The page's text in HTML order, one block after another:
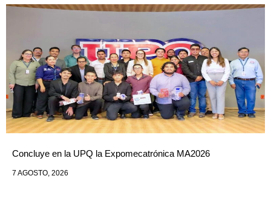
Concluye en la UPQ la Expomecatrónica MA2026
7 AGOSTO, 2026